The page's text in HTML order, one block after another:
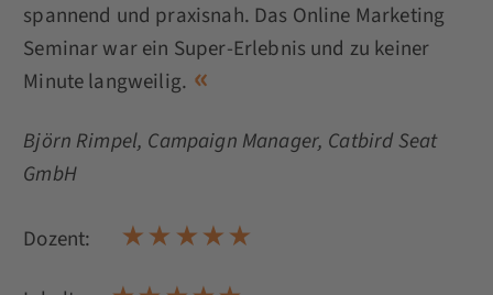
spannend und praxisnah. Das Online Marketing
Seminar war ein Super-Erlebnis und zu keiner
Minute langweilig.
Björn Rimpel, Campaign Manager, Catbird Seat
GmbH
Dozent: